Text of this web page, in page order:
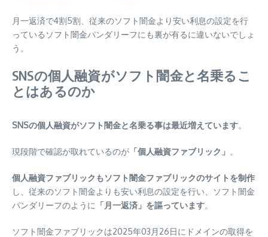
月一返済で4割5割、従来のソフト闇金より安い利息の設定を行
っているソフト闇金パンダリーフにも裏が有るに違いないでしょ
う。
SNSの個人融資がソフト闇金と名乗るこ
とはあるのか
SNSの個人融資がソフト闇金と名乗る事は最近増えています。
現段階で確認が取れているのが 「個人融資ファブリック」 。
個人融資ファブリックもソフト闇金ファブリックのサイトを制作
し、従来のソフト闇金よりも安い利息の設定を行い、ソフト闇金
パンダリーフのように 「月一返済」を謳っています。
ソフト闇金ファブリックは2025年03月26日にドメインの取得を